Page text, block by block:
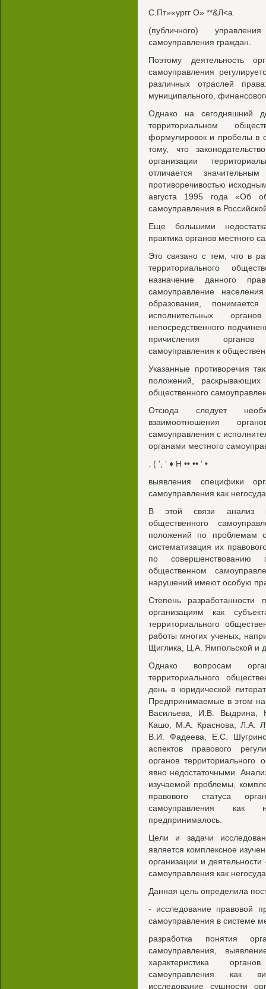
С.Пт»«ургг О» **&Л<а
(публичного)
самоуправления граждан.
Поэтому деятельность
самоуправления
различных отраслей
муниципального,
Однако на сегодняшний
территориальном
формулировок и пробелы в
тому, что
организации
отличается
противоречивостью
августа 1995 года «Об
самоуправления в
Еще большими
практика органов местного
Это связано с тем, что в
территориального
назначение данного
самоуправление
образования,
исполнительных
непосредственного
причисления органов
самоуправления к
Указанные противоречия
положений, раскрывающих
общественного
Отсюда следует
взаимоотношения
самоуправления с
органами местного
. ( ', ' ♦ Н •• •• ' •
выявления специфики
самоуправления как
В этой связи анализ
общественного
положений по проблемам
систематизация их
по совершенствованию
общественном
нарушений имеют особую
Степень
организациям как
территориального
работы многих ученых,
Щиглика, Ц.А. Ямпольской и
Однако вопросам
территориального
день в юридической
Предпринимаемые в этом
Васильева, И.В. Выдрина,
Кашо, М.А. Краснова, Л.А.
В.И. Фадеева, Е.С.
аспектов правового
органов территориального
явно недостаточными.
изучаемой проблемы,
правового статуса
самоуправления как
предпринималось.
Цели и задачи
является комплексное
организации и
самоуправления как
Данная цель определила
- исследование правовой
самоуправления в системе
разработка понятия
самоуправления,
характеристика
самоуправления как
исследование сущности